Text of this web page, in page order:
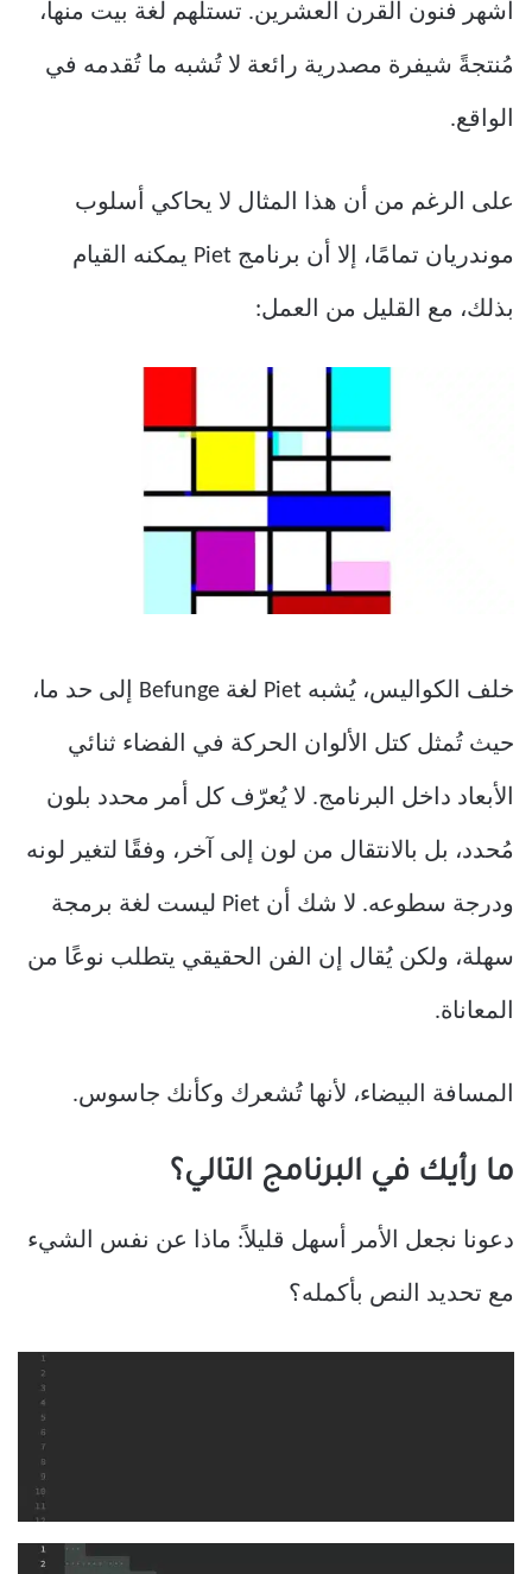
أشهر فنون القرن العشرين. تستلهم لغة بيت منها،
مُنتجةً شيفرة مصدرية رائعة لا تُشبه ما تُقدمه في
الواقع.
على الرغم من أن هذا المثال لا يحاكي أسلوب
موندريان تمامًا، إلا أن برنامج Piet يمكنه القيام
بذلك، مع القليل من العمل:
خلف الكواليس، يُشبه Piet لغة Befunge إلى حد ما،
حيث تُمثل كتل الألوان الحركة في الفضاء ثنائي
الأبعاد داخل البرنامج. لا يُعرّف كل أمر محدد بلون
مُحدد، بل بالانتقال من لون إلى آخر، وفقًا لتغير لونه
ودرجة سطوعه. لا شك أن Piet ليست لغة برمجة
سهلة، ولكن يُقال إن الفن الحقيقي يتطلب نوعًا من
المعاناة.
المسافة البيضاء، لأنها تُشعرك وكأنك جاسوس.
ما رأيك في البرنامج التالي؟
دعونا نجعل الأمر أسهل قليلاً: ماذا عن نفس الشيء
مع تحديد النص بأكمله؟